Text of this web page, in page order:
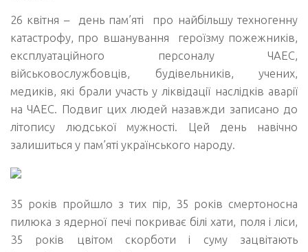
26 квітня – день пам’яті про найбільшу техногенну
катастрофу, про вшанування героїзму пожежників,
експлуатаційного персоналу ЧАЕС,
військовослужбовців, будівельників, учених,
медиків, які брали участь у ліквідації наслідків аварії
на ЧАЕС. Подвиг цих людей назавжди записано до
літопису людської мужності. Цей день навічно
залишиться у пам’яті українського народу.
35 років пройшло з тих пір, 35 років смертоносна
пилюка з ядерної печі покриває білі хати, поля і ліси,
35 років цвітом скорботи і суму зацвітають